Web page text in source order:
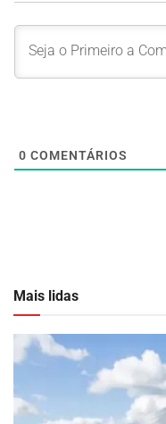
0 COMENTÁRIOS
Mais lidas